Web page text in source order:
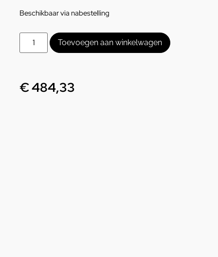
Beschikbaar via nabestelling
Toevoegen aan winkelwagen
€484,33